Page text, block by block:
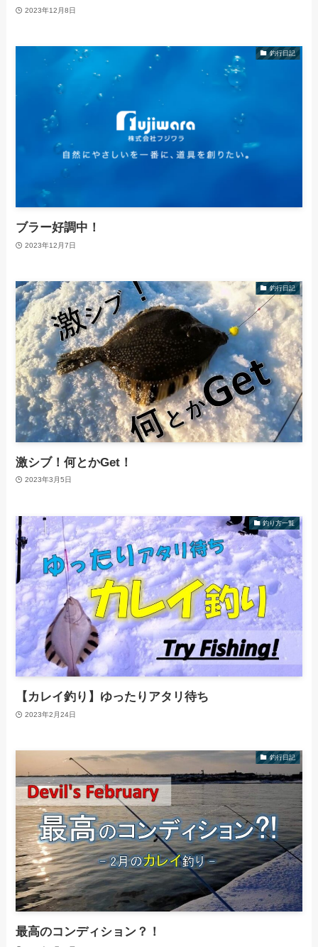
2023年12月8日
釣行日記
ブラー好調中！
2023年12月7日
釣行日記
激シブ！何とかGet！
2023年3月5日
釣り方一覧
【カレイ釣り】ゆったりアタリ待ち
2023年2月24日
釣行日記
最高のコンディション？！